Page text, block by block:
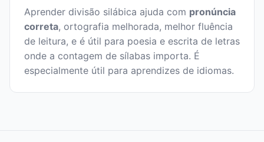
Aprender divisão silábica ajuda com pronúncia
correta, ortografia melhorada, melhor fluência
de leitura, e é útil para poesia e escrita de letras
onde a contagem de sílabas importa. É
especialmente útil para aprendizes de idiomas.